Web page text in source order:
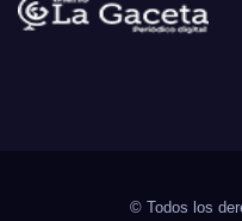
© Todos los